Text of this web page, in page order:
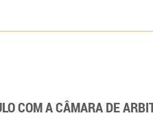
COM A CÂMARA DE